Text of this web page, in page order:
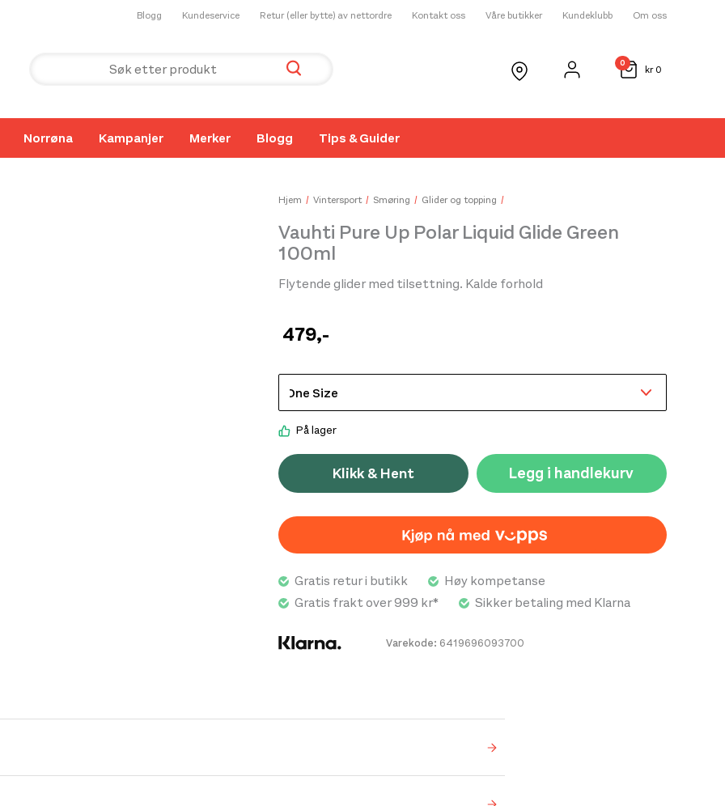
Blogg Kundeservice Retur (eller bytte) av nettordre Kontakt oss Våre butikker Kundeklubb Om oss
kr0
0
Norrøna Kampanjer Merker Blogg Tips & Guider
Hjem Vintersport Smøring Glider og topping
Vauhti Pure Up Polar Liquid Glide Green
100ml
479,-
Flytende glider med tilsettning. Kalde forhold
På lager
Klikk & Hent Legg i handlekurv
Varekode: 6419696093700
Gratis retur i butikk
Høy kompetanse
Gratis frakt over 999 kr*
Sikker betaling med Klarna